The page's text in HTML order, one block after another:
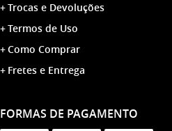
Trocas e Devoluções
Termos de Uso
Como Comprar
Fretes e Entrega
FORMAS DE PAGAMENTO